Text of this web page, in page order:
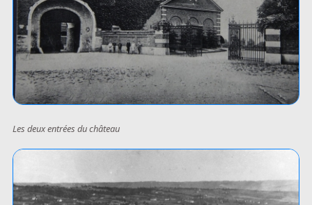
Les deux entrées du château